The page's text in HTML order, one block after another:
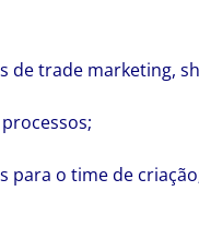
trade marketing,
para o time de